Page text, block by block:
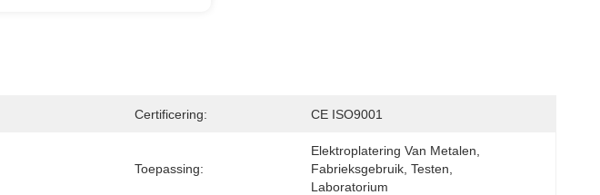
Certificering: CE ISO9001
Toepassing:
Elektroplatering Van Metalen,
Fabrieksgebruik, Testen,
Laboratorium